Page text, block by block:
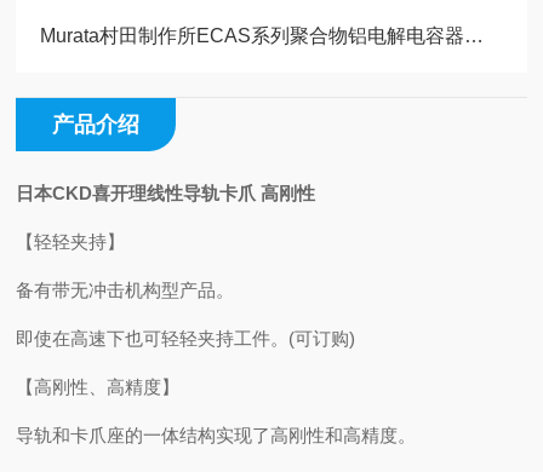
Murata村田制作所ECAS系列聚合物铝电解电容器的优势
产品介绍
日本CKD喜开理线性导轨卡爪 高刚性
【轻轻夹持】
备有带无冲击机构型产品。
即使在高速下也可轻轻夹持工件。(可订购)
【高刚性、高精度】
导轨和卡爪座的一体结构实现了高刚性和高精度。